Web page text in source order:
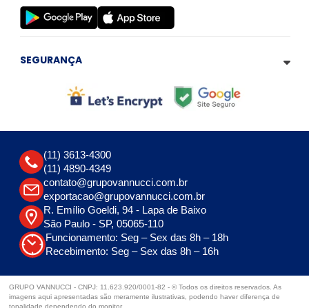
SEGURANÇA
(11) 3613-4300
(11) 4890-4349
contato@grupovannucci.com.br
exportacao@grupovannucci.com.br
R. Emílio Goeldi, 94 - Lapa de Baixo
São Paulo - SP, 05065-110
Funcionamento: Seg – Sex das 8h – 18h
Recebimento: Seg – Sex das 8h – 16h
GRUPO VANNUCCI - CNPJ: 11.623.920/0001-82 - © Todos os direitos reservados. As
imagens aqui apresentadas são meramente ilustrativas, podendo haver diferença de